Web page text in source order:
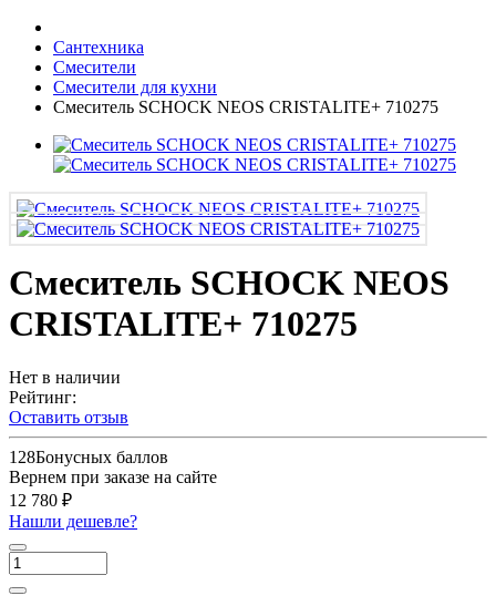
Сантехника
Смесители
Смесители для кухни
Смеситель SCHOCK NEOS CRISTALITE+ 710275
Смеситель SCHOCK NEOS
CRISTALITE+ 710275
Нет в наличии
Рейтинг:
Оставить отзыв
128Бонусных баллов
Вернем при заказе на сайте
12 780 ₽
Нашли дешевле?